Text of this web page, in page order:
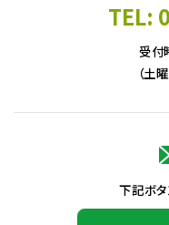
TEL:
受
（土
下記ボタ